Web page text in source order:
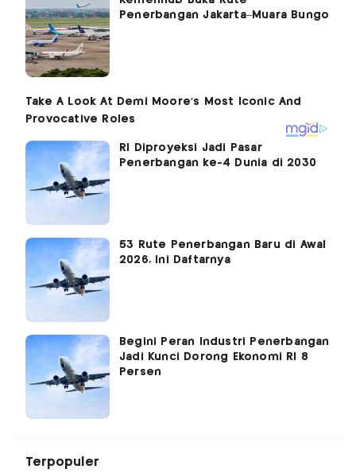
Penerbangan Jakarta–Muara Bungo
RI Diproyeksi Jadi Pasar
Penerbangan ke-4 Dunia di 2030
53 Rute Penerbangan Baru di Awal
2026, Ini Daftarnya
Begini Peran Industri Penerbangan
Jadi Kunci Dorong Ekonomi RI 8
Persen
Terpopuler